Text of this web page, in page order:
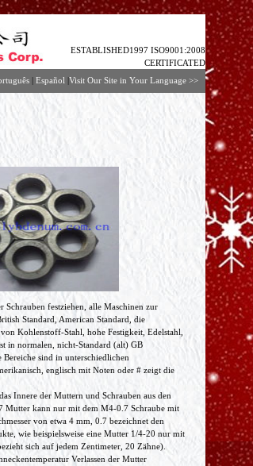
ESTABLISHED1997 ISO9001:2008
CERTIFICATED
| Español |Visit Our Site in Your Language >>
festziehen, alle Maschinen zur
Standard, American Standard, die
Kohlenstoff-Stahl, hohe Festigkeit, Edelstahl,
in normalen, nicht-Standard (alt) GB
sind in unterschiedlichen
englisch mit Noten oder # zeigt die
Innere der Muttern und Schrauben aus den
Mutter kann nur mit dem M4-0.7 Schraube mit
von etwa 4 mm, 0.7 bezeichnet den
wie beispielsweise eine Mutter 1/4-20 nur mit
sich auf jedem Zentimeter, 20 Zähne).
Verlassen der Mutter